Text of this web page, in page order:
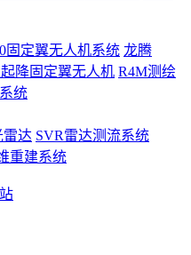
固定翼无人机系统 龙腾
降固定翼无人机 R4M测绘
统
雷达 SVR雷达测流系统
重建系统